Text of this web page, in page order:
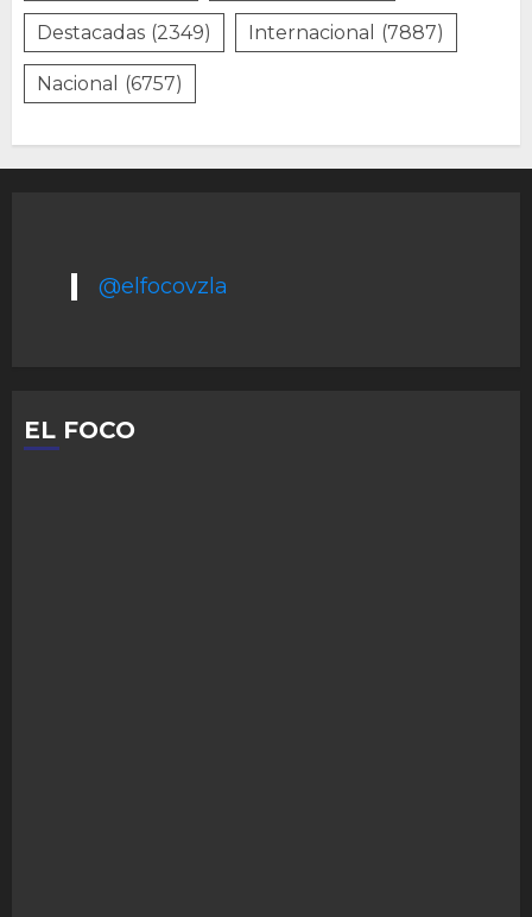
Destacadas (2349) Internacional (7887)
Nacional (6757)
@elfocovzla
EL FOCO